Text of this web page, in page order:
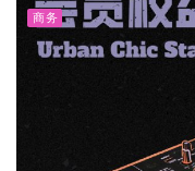
商务